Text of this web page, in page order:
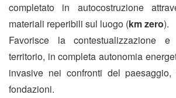
completato in autocostruzione
materiali reperibili sul luogo (km zero).
Favorisce la contestualizzazione
territorio, in completa autonomia
invasive nei confronti del
fondazioni.